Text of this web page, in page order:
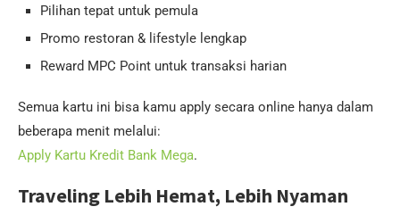
Pilihan tepat untuk pemula
Promo restoran & lifestyle lengkap
Reward MPC Point untuk transaksi harian
Semua kartu ini bisa kamu apply secara online hanya dalam
beberapa menit melalui:
Apply Kartu Kredit Bank Mega.
Traveling Lebih Hemat, Lebih Nyaman